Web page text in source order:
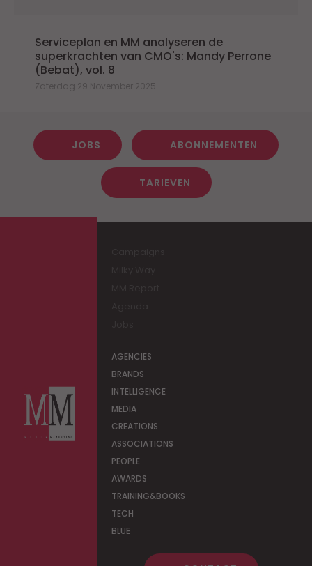
Serviceplan en MM analyseren de
superkrachten van CMO's: Mandy Perrone
(Bebat), vol. 8
Zaterdag 29 November 2025
JOBS ABONNEMENTEN
TARIEVEN
AGENCIES
BRANDS
INTELLIGENCE
MEDIA
CREATIONS
ASSOCIATIONS
PEOPLE
AWARDS
TRAINING&BOOKS
TECH
BLUE